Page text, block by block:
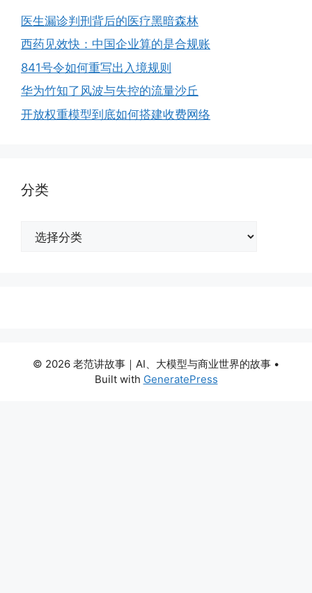
医生漏诊判刑背后的医疗黑暗森林
西药见效快：中国企业算的是合规账
841号令如何重写出入境规则
华为竹知了风波与失控的流量沙丘
开放权重模型到底如何搭建收费网络
分类
© 2026 老范讲故事｜AI、大模型与商业世界的故事 •
Built with GeneratePress